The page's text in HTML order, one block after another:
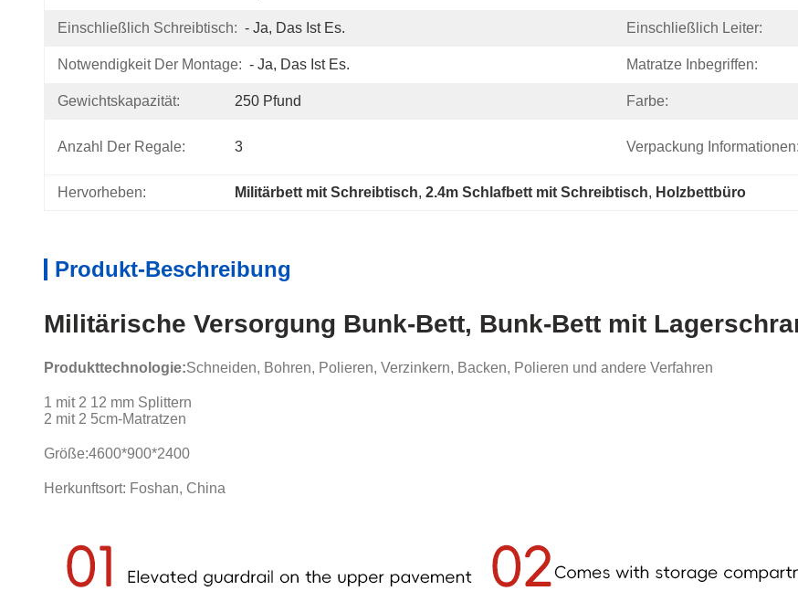
Einschließlich Schreibtisch: - Ja, Das Ist Es. Einschließlich Leiter:
Notwendigkeit Der Montage: - Ja, Das Ist Es. Matratze Inbegriffen:
Gewichtskapazität: 250 Pfund Farbe:
Anzahl Der Regale: 3 Verpackung Informationen:
Hervorheben: Militärbett mit Schreibtisch, 2.4m Schlafbett mit Schreibtisch, Holzbettbüro
Produkt-Beschreibung
Militärische Versorgung Bunk-Bett, Bunk-Bett mit
Produkttechnologie:Schneiden, Bohren, Polieren, Verzinkern, Backen, Polieren und andere Verfahren
1 mit 2 12 mm Splittern
2 mit 2 5cm-Matratzen
Größe:4600*900*2400
Herkunftsort: Foshan, China